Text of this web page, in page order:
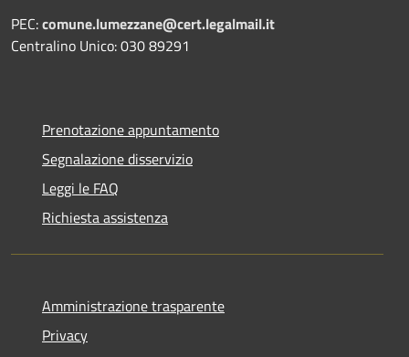
PEC:comune.lumezzane@cert.legalmail.it
Centralino Unico: 030 89291
Prenotazione appuntamento
Segnalazione disservizio
Leggi le FAQ
Richiesta assistenza
Amministrazione trasparente
Privacy